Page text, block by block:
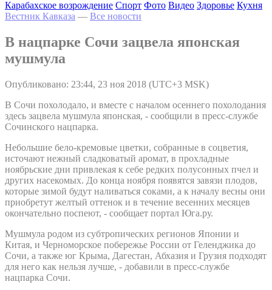
Карабахское возрождение Спорт Фото Видео Здоровье Кухня
Вестник Кавказа — Все новости
В нацпарке Сочи зацвела японская
мушмула
Опубликовано: 23:44, 23 ноя 2018 (UTC+3 MSK)
В Сочи похолодало, и вместе с началом осеннего похолодания
здесь зацвела мушмула японская, - сообщили в пресс-службе
Сочинского нацпарка.
Небольшие бело-кремовые цветки, собранные в соцветия,
источают нежный сладковатый аромат, в прохладные
ноябрьские дни привлекая к себе редких полусонных пчел и
других насекомых. До конца ноября появятся завязи плодов,
которые зимой будут наливаться соками, а к началу весны они
приобретут желтый оттенок и в течение весенних месяцев
окончательно поспеют, - сообщает портал Юга.ру.
Мушмула родом из субтропических регионов Японии и
Китая, и Черноморское побережье России от Геленджика до
Сочи, а также юг Крыма, Дагестан, Абхазия и Грузия подходят
для него как нельзя лучше, - добавили в пресс-службе
нацпарка Сочи.